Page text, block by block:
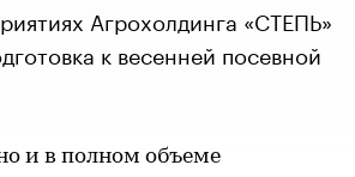
Агрохолдинга «СТЕПЬ»
к весенней посевной
и в полном объеме